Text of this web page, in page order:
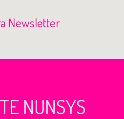
Newsletter
NUNSYS